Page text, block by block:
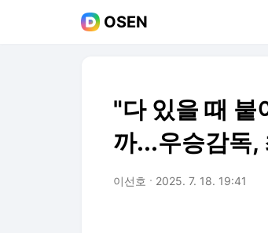
OSEN
"다 있을 때 붙
까...우승감독,
이선호 2025. 7. 18. 19:41